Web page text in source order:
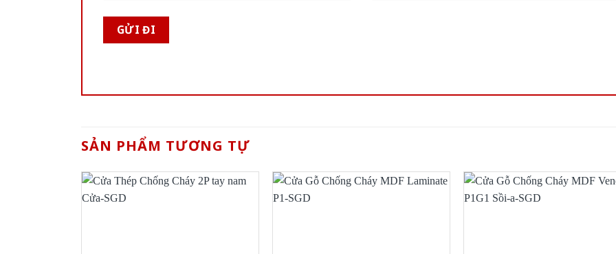
SẢN PHẨM TƯƠNG TỰ